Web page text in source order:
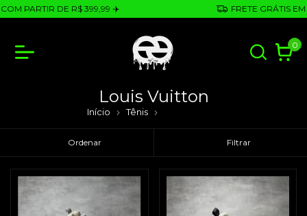
PARTIR DE R$ 399,99 ✈️ FRETE GRÁTIS EM
0
Louis Vuitton
Início Tênis
Ordenar Filtrar